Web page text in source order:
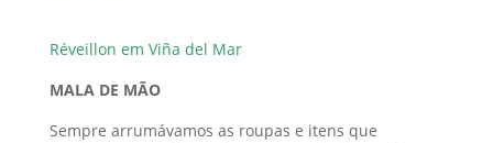
Réveillon em Viña del Mar
MALA DE MÃO
Sempre arrumávamos as roupas e itens que